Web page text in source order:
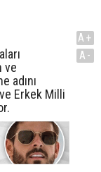
ve
adını
Erkek Milli
A+
A-